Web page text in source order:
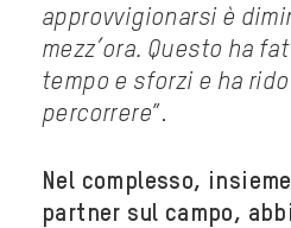
approvvigionarsi è
mezz’ora. Questo ha
tempo e sforzi e ha
percorrere”.
Nel complesso,
partner sul campo,